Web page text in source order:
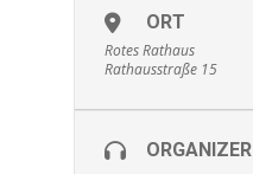
ORT
Rotes Rathaus
Rathausstraße 15
ORGANIZER